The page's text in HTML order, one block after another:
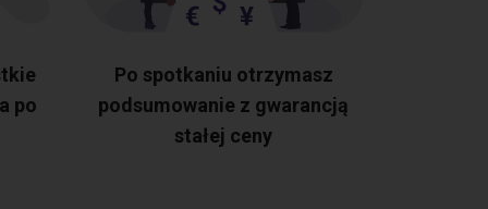
po
Po spotkaniu otrzymasz
podsumowanie z gwarancją
stałej ceny